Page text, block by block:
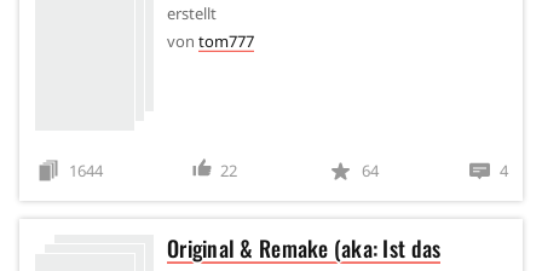
erstellt
von tom777
1644 22 64 4
Original & Remake (aka: Ist das